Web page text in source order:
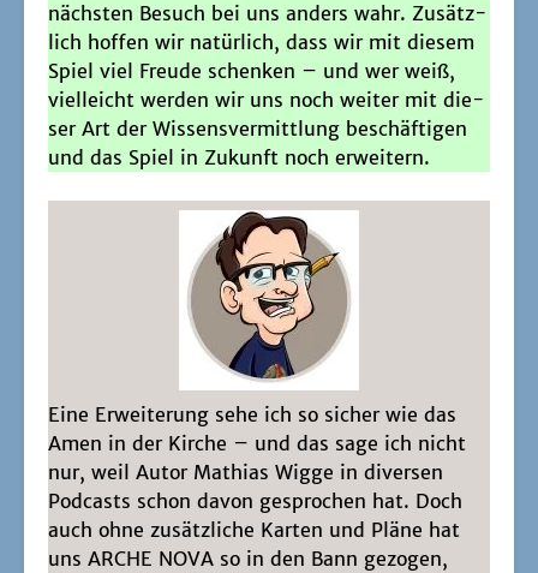
nächs­ten Besuch bei uns anders wahr. Zusätz­
lich hof­fen wir natür­lich, dass wir mit die­sem
Spiel viel Freu­de schen­ken – und wer weiß,
viel­leicht wer­den wir uns noch wei­ter mit die­
ser Art der Wis­sens­ver­mitt­lung beschäf­ti­gen
und das Spiel in Zukunft noch erweitern.
Eine Erwei­te­rung sehe ich so sicher wie das
Amen in der Kir­che – und das sage ich nicht
nur, weil Autor Mathi­as Wig­ge in diver­sen
Pod­casts schon davon gespro­chen hat. Doch
auch ohne zusätz­li­che Kar­ten und Plä­ne hat
uns ARCHE NOVA so in den Bann gezo­gen,